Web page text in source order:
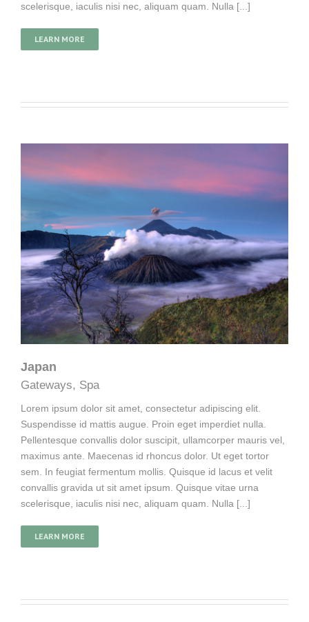
scelerisque, iaculis nisi nec, aliquam quam. Nulla [...]
LEARN MORE
Japan
Gateways, Spa
Lorem ipsum dolor sit amet, consectetur adipiscing elit.
Suspendisse id mattis augue. Proin eget imperdiet nulla.
Pellentesque convallis dolor suscipit, ullamcorper mauris vel,
maximus ante. Maecenas id rhoncus dolor. Ut eget tortor
sem. In feugiat fermentum mollis. Quisque id lacus et velit
convallis gravida ut sit amet ipsum. Quisque vitae urna
scelerisque, iaculis nisi nec, aliquam quam. Nulla [...]
LEARN MORE